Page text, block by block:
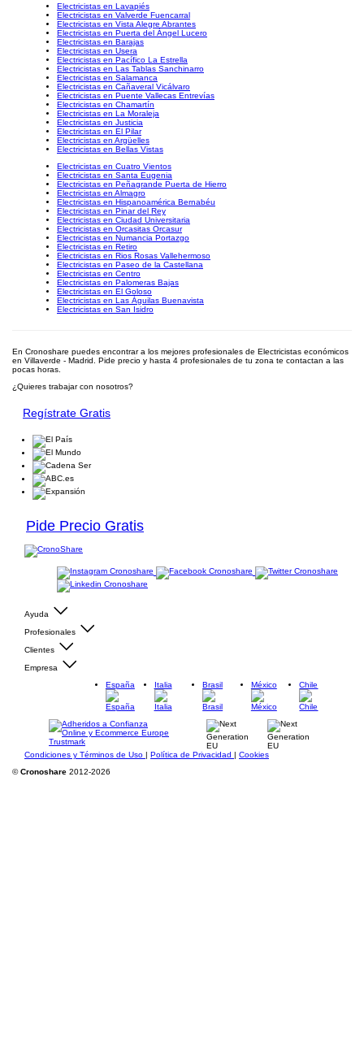
Electricistas en Lavapiés
Electricistas en Valverde Fuencarral
Electricistas en Vista Alegre Abrantes
Electricistas en Puerta del Ángel Lucero
Electricistas en Barajas
Electricistas en Usera
Electricistas en Pacífico La Estrella
Electricistas en Las Tablas Sanchinarro
Electricistas en Salamanca
Electricistas en Cañaveral Vicálvaro
Electricistas en Puente Vallecas Entrevías
Electricistas en Chamartín
Electricistas en La Moraleja
Electricistas en Justicia
Electricistas en El Pilar
Electricistas en Argüelles
Electricistas en Bellas Vistas
Electricistas en Cuatro Vientos
Electricistas en Santa Eugenia
Electricistas en Peñagrande Puerta de Hierro
Electricistas en Almagro
Electricistas en Hispanoamérica Bernabéu
Electricistas en Pinar del Rey
Electricistas en Ciudad Universitaria
Electricistas en Orcasitas Orcasur
Electricistas en Numancia Portazgo
Electricistas en Retiro
Electricistas en Rios Rosas Vallehermoso
Electricistas en Paseo de la Castellana
Electricistas en Centro
Electricistas en Palomeras Bajas
Electricistas en El Goloso
Electricistas en Las Águilas Buenavista
Electricistas en San Isidro
En Cronoshare puedes encontrar a los mejores profesionales de Electricistas económicos
en Villaverde - Madrid. Pide precio y hasta 4 profesionales de tu zona te contactan a las
pocas horas.
¿Quieres trabajar con nosotros?
Regístrate Gratis
Pide Precio Gratis
Ayuda
Profesionales
Clientes
Empresa
España
Italia Brasil México Chile
Condiciones y Términos de Uso | Política de Privacidad | Cookies
©Cronoshare 2012-2026